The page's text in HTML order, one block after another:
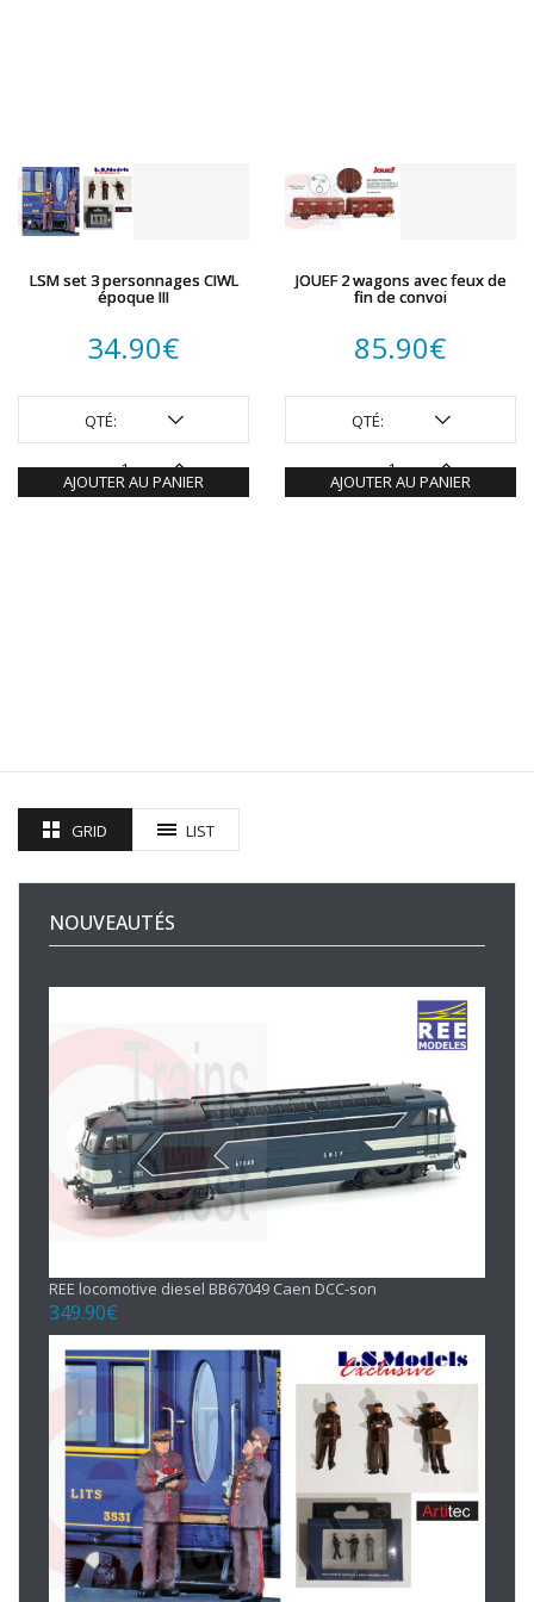
LSM set 3 personnages CIWL
époque III
34.90€
QTÉ:
AJOUTER AU PANIER
JOUEF 2 wagons avec feux de
fin de convoi
85.90€
QTÉ:
AJOUTER AU PANIER
GRID LIST
NOUVEAUTÉS
REE locomotive diesel BB67049 Caen DCC-son
349.90€